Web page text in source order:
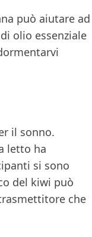
può aiutare ad
olio essenziale
il sonno.
letto ha
si sono
del kiwi può
che